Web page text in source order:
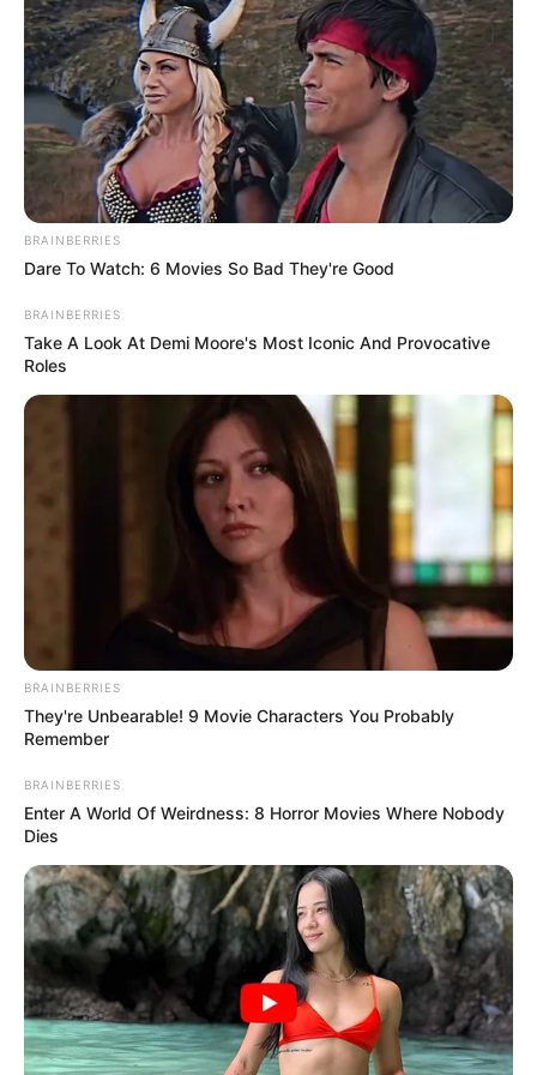
Αν το εμβόλιο είναι τόσο καλό, γιατί
πεθαίνουν τόσοι πολλοί άνθρωποι;
Αν το εμβόλιο είναι τόσο καλό, γιατί πεθαίνουν τόσοι
πολλοί άνθρωποι; Τα εμβόλια COVID-19 φαίνεται να
προκαλούν παγκόσμια υγειονομική καταστροφή. Υπάρχουν
τόσες πολλές προειδοποιήσεις από...
Μακρύς κατάλογος αθλητών που
πέθαναν «ξαφνικά» ή αρρώστησαν βαριά
αφότου πλήρως εμβολιάστηκαν!
Μακρύς κατάλογος αθλητών που πέθαναν «ξαφνικά» ή
αρρώστησαν βαριά αφότου πλήρως εμβολιάστηκαν! Ο
παρουσιάζει μια μακροσκελή λίστα...
BRAINBERRIES
Dare To Watch: 6 Movies So Bad They're Good
BRAINBERRIES
Take A Look At Demi Moore's Most Iconic And Provocative
Roles
BRAINBERRIES
They're Unbearable! 9 Movie Characters You Probably
Remember
BRAINBERRIES
Enter A World Of Weirdness: 8 Horror Movies Where Nobody
Dies